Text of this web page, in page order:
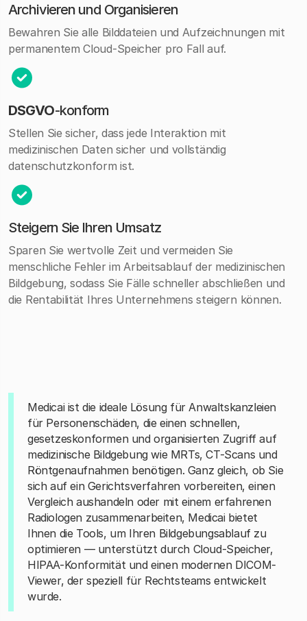
Archivieren und Organisieren
Bewahren Sie alle Bilddateien und Aufzeichnungen mit
permanentem Cloud-Speicher pro Fall auf.
DSGVO-konform
Stellen Sie sicher, dass jede Interaktion mit
medizinischen Daten sicher und vollständig
datenschutzkonform ist.
Steigern Sie Ihren Umsatz
Sparen Sie wertvolle Zeit und vermeiden Sie
menschliche Fehler im Arbeitsablauf der medizinischen
Bildgebung, sodass Sie Fälle schneller abschließen und
die Rentabilität Ihres Unternehmens steigern können.
Medicai ist die ideale Lösung für Anwaltskanzleien
für Personenschäden, die einen schnellen,
gesetzeskonformen und organisierten Zugriff auf
medizinische Bildgebung wie MRTs, CT-Scans und
Röntgenaufnahmen benötigen. Ganz gleich, ob Sie
sich auf ein Gerichtsverfahren vorbereiten, einen
Vergleich aushandeln oder mit einem erfahrenen
Radiologen zusammenarbeiten, Medicai bietet
Ihnen die Tools, um Ihren Bildgebungsablauf zu
optimieren — unterstützt durch Cloud-Speicher,
HIPAA-Konformität und einen modernen DICOM-
Viewer, der speziell für Rechtsteams entwickelt
wurde.